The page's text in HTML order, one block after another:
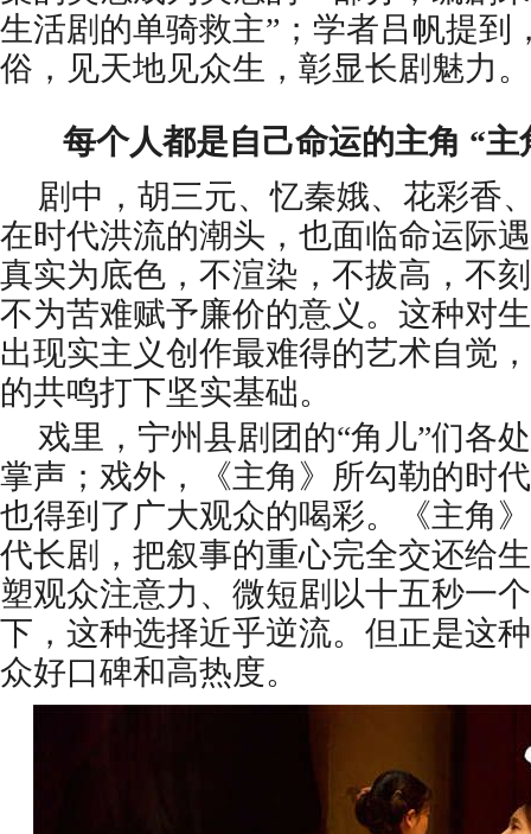
生活剧的单骑救主”；学者吕帆提到
俗，见天地见众生，彰显长剧魅力。
每个人都是自己命运的主角 “
剧中，胡三元、忆秦娥、花彩香
在时代洪流的潮头，也面临命运际
真实为底色，不渲染，不拔高，不
不为苦难赋予廉价的意义。这种对
出现实主义创作最难得的艺术自觉
的共鸣打下坚实基础。
戏里，宁州县剧团的“角儿”们各
掌声；戏外，《主角》所勾勒的时
也得到了广大观众的喝彩。《主角
代长剧，把叙事的重心完全交还给
塑观众注意力、微短剧以十五秒一
下，这种选择近乎逆流。但正是这
众好口碑和高热度。